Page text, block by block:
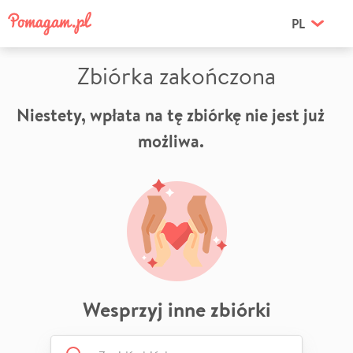
PL
Zbiórka zakończona
Niestety, wpłata na tę zbiórkę nie jest już
możliwa.
Wesprzyj inne zbiórki